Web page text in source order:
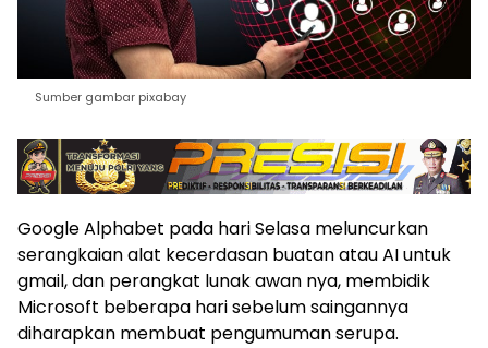
Sumber gambar pixabay
Google Alphabet pada hari Selasa meluncurkan
serangkaian alat kecerdasan buatan atau AI untuk
gmail, dan perangkat lunak awan nya, membidik
Microsoft beberapa hari sebelum saingannya
diharapkan membuat pengumuman serupa.